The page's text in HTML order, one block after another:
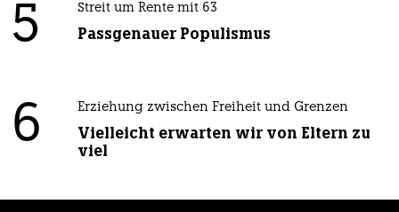
5 Streit um Rente mit 63
Passgenauer Populismus
6 Erziehung zwischen Freiheit und Grenzen
Vielleicht erwarten wir von Eltern zu
viel